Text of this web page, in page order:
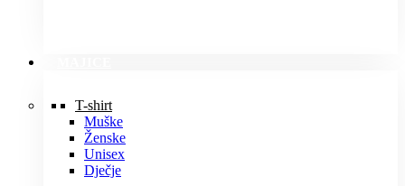
T-shirt
Muške
Ženske
Unisex
Dječje